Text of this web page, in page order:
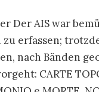
Der AIS war
erfassen;
nach Bänden
CARTE